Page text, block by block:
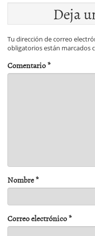
Deja
Tu dirección de correo
obligatorios están marcados
Comentario*
Nombre*
Correo electrónico*